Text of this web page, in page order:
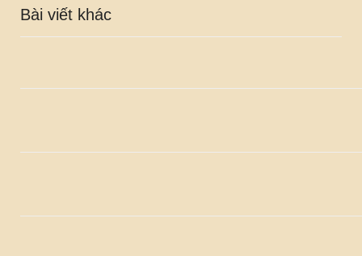
Bài viết khác